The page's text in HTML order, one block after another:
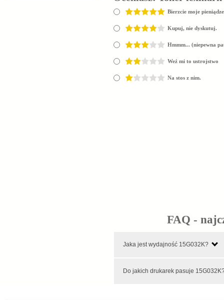
Bierzcie moje
Kupuj, nie dyskutuj.
Hmmm... (niepewna
Weź mi to ustrojstwo
Na stos z nim.
FAQ -
Jaka jest wydajność 15G032K?
Do jakich drukarek pasuje